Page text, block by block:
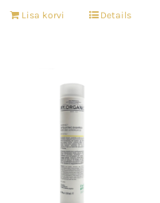
Lisa korvi Details